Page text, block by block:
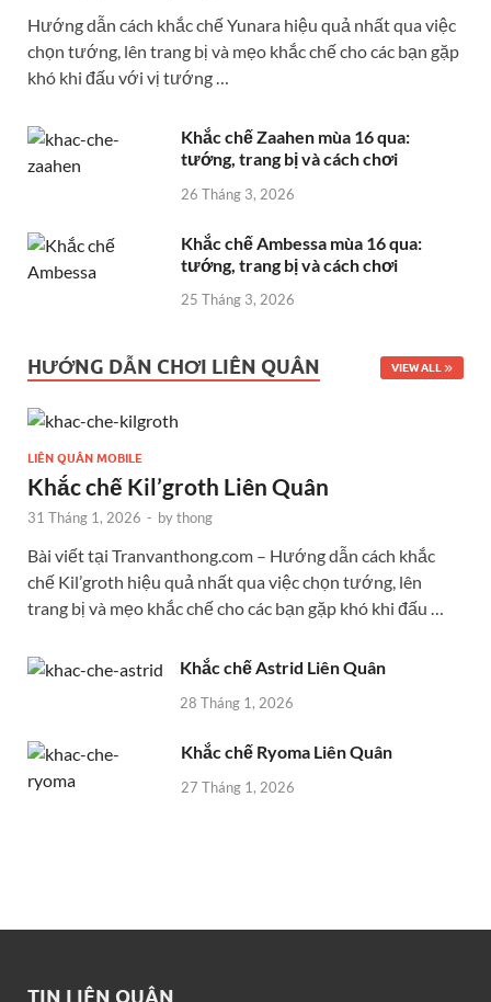
Hướng dẫn cách khắc chế Yunara hiệu quả nhất qua việc
chọn tướng, lên trang bị và mẹo khắc chế cho các bạn gặp
khó khi đấu với vị tướng …
Khắc chế Zaahen mùa 16 qua:
tướng, trang bị và cách chơi
26 Tháng 3, 2026
Khắc chế Ambessa mùa 16 qua:
tướng, trang bị và cách chơi
25 Tháng 3, 2026
HƯỚNG DẪN CHƠI LIÊN QUÂN VIEW ALL
LIÊN QUÂN MOBILE
Khắc chế Kil’groth Liên Quân
31 Tháng 1, 2026 - bythong
Bài viết tại Tranvanthong.com – Hướng dẫn cách khắc
chế Kil’groth hiệu quả nhất qua việc chọn tướng, lên
trang bị và mẹo khắc chế cho các bạn gặp khó khi đấu …
Khắc chế Astrid Liên Quân
28 Tháng 1, 2026
Khắc chế Ryoma Liên Quân
27 Tháng 1, 2026
TIN LIÊN QUÂN